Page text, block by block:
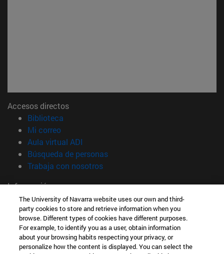
Accesos directos
Biblioteca
Mi correo(abre en nueva ventana)
Aula virtual ADI
Búsqueda de personas(abre en nueva ventana)
Trabaja con nosotros(abre en nueva ventana)
Información
TFNO +34 948 42 56 00
¿QUÉ GRADO TE INTERESA?
¿QUÉ MÁSTER TE INTERESA?
© Universidad de Navarra
The University of Navarra website uses our own and third-
party cookies to store and retrieve information when you
browse. Different types of cookies have different purposes.
For example, to identify you as a user, obtain information
about your browsing habits respecting your privacy, or
personalize how the content is displayed. You can select the